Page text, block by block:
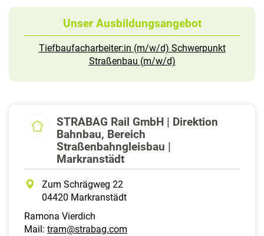
Unser Ausbildungsangebot
Tiefbaufacharbeiter:in (m/w/d) Schwerpunkt
Straßenbau (m/w/d)
STRABAG Rail GmbH | Direktion
Bahnbau, Bereich
Straßenbahngleisbau |
Markranstädt
Zum Schrägweg 22
04420 Markranstädt
Ramona Vierdich
Mail: tram@strabag.com